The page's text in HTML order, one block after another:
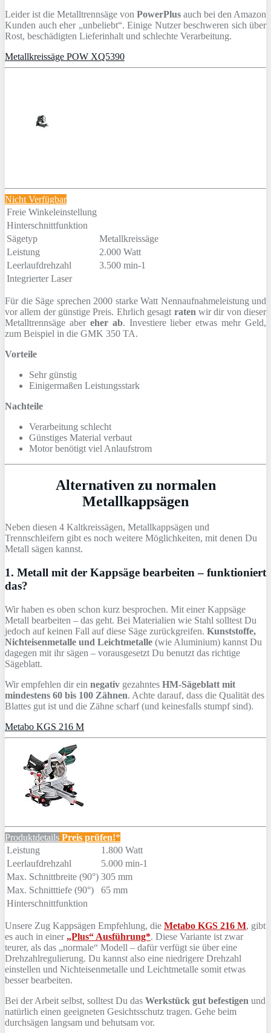
Leider ist die Metalltrennsäge von PowerPlus auch bei den Amazon
Kunden auch eher „unbeliebt“. Einige Nutzer beschweren sich über
Rost, beschädigten Lieferinhalt und schlechte Verarbeitung.
Metallkreissäge POW XQ5390
Nicht Verfügbar
Freie Winkeleinstellung
Hinterschnittfunktion
Sägetyp
Metallkreissäge
Leistung
2.000 Watt
Leerlaufdrehzahl
3.500 min-1
Integrierter Laser
Für die Säge sprechen 2000 starke Watt Nennaufnahmeleistung und
vor allem der günstige Preis. Ehrlich gesagt raten wir dir von dieser
Metalltrennsäge aber eher ab. Investiere lieber etwas mehr Geld,
zum Beispiel in die GMK 350 TA.
Vorteile
Sehr günstig
Einigermaßen Leistungsstark
Nachteile
Verarbeitung schlecht
Günstiges Material verbaut
Motor benötigt viel Anlaufstrom
Alternativen zu normalen
Metallkappsägen
Neben diesen 4 Kaltkreissägen, Metallkappsägen und
Trennschleifern gibt es noch weitere Möglichkeiten, mit denen Du
Metall sägen kannst.
1. Metall mit der Kappsäge bearbeiten – funktioniert
das?
Wir haben es oben schon kurz besprochen. Mit einer Kappsäge
Metall bearbeiten – das geht. Bei Materialien wie Stahl solltest Du
jedoch auf keinen Fall auf diese Säge zurückgreifen. Kunststoffe,
Nichteisenmetalle und Leichtmetalle (wie Aluminium) kannst Du
dagegen mit ihr sägen – vorausgesetzt Du benutzt das richtige
Sägeblatt.
Wir empfehlen dir ein negativ gezahntes HM-Sägeblatt mit
mindestens 60 bis 100 Zähnen. Achte darauf, dass die Qualität des
Blattes gut ist und die Zähne scharf (und keinesfalls stumpf sind).
Metabo KGS 216 M
Produktdetails Preis prüfen!*
Leistung
1.800 Watt
Leerlaufdrehzahl
5.000 min-1
Max. Schnittbreite (90°) 305 mm
Max. Schnitttiefe (90°)
65 mm
Hinterschnittfunktion
Unsere Zug Kappsägen Empfehlung, die Metabo KGS 216 M, gibt
es auch in einer „Plus“ Ausführung*. Diese Variante ist zwar
teurer, als das „normale“ Modell – dafür verfügt sie über eine
Drehzahlregulierung. Du kannst also eine niedrigere Drehzahl
einstellen und Nichteisenmetalle und Leichtmetalle somit etwas
besser bearbeiten.
Bei der Arbeit selbst, solltest Du das Werkstück gut befestigen und
natürlich einen geeigneten Gesichtsschutz tragen. Gehe beim
durchsägen langsam und behutsam vor.